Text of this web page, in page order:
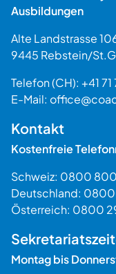
Ausbildungen
Alte Landstrasse
9445 Rebstein/
Telefon (CH): +41
E-Mail:
Kontakt
Kostenfreie
Schweiz: 0800
Deutschland: 0800
Österreich: 0800
Montag bis